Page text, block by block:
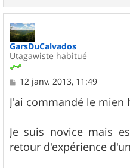
GarsDuCalvados
Utagawiste habitué
M
s
s
g
e
12 janv. 2013, 11:49
J'ai commandé le mien
Je suis novice mais
retour d'expérience